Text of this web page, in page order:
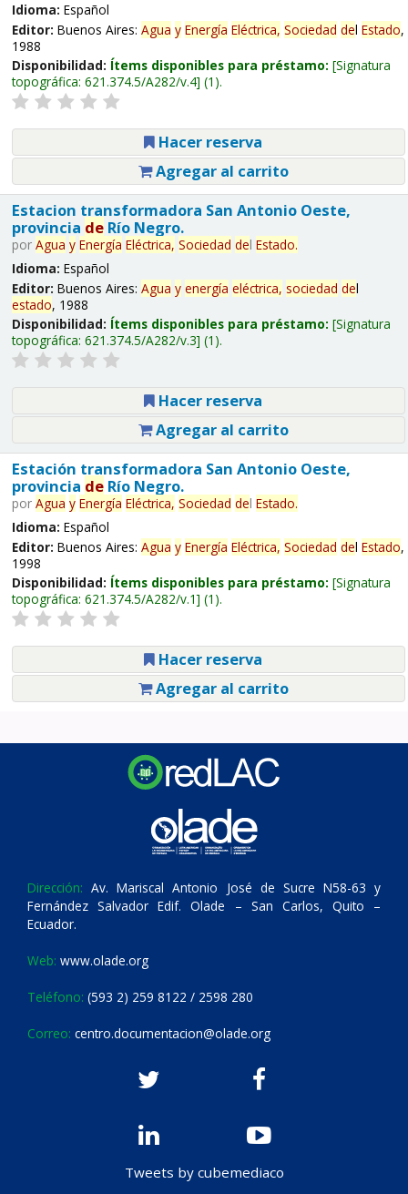
Idioma: Español
Editor: Buenos Aires: Agua y Energía Eléctrica, Sociedad del Estado,
1988
Disponibilidad: Ítems disponibles para préstamo: Signatura
topográfica: 621.374.5/A282/v.4 (1).
Hacer reserva
Agregar al carrito
Estacion transformadora San Antonio Oeste,
provincia deRío Negro.
por Agua y Energía Eléctrica, Sociedad del Estado.
Idioma: Español
Editor: Buenos Aires: Agua y energía eléctrica, sociedad del
estado, 1988
Disponibilidad: Ítems disponibles para préstamo: Signatura
topográfica: 621.374.5/A282/v.3 (1).
Hacer reserva
Agregar al carrito
Estación transformadora San Antonio Oeste,
provincia deRío Negro.
por Agua y Energía Eléctrica, Sociedad del Estado.
Idioma: Español
Editor: Buenos Aires: Agua y Energía Eléctrica, Sociedad del Estado,
1998
Disponibilidad: Ítems disponibles para préstamo: Signatura
topográfica: 621.374.5/A282/v.1 (1).
Hacer reserva
Agregar al carrito
Dirección: Av. Mariscal Antonio José de Sucre N58-63 y
Fernández Salvador Edif. Olade – San Carlos, Quito –
Ecuador.
Web: www.olade.org
Teléfono: (593 2) 259 8122 / 2598 280
Correo: centro.documentacion@olade.org
Tweets by cubemediaco